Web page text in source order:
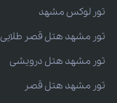
تور لوکس مشهد
تور مشهد هتل قصر طلایی
تور مشهد هتل درویشی
تور مشهد هتل قصر